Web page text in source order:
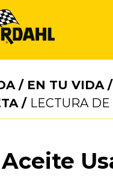
/ EN TU VIDA/
/ LECTURA DE